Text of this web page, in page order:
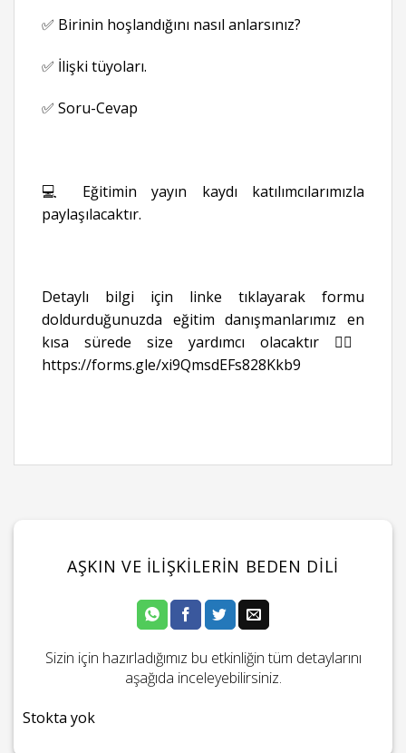
✅ Birinin hoşlandığını nasıl anlarsınız?
✅ İlişki tüyoları.
✅ Soru-Cevap
💻 Eğitimin yayın kaydı katılımcılarımızla
paylaşılacaktır.
Detaylı bilgi için linke tıklayarak formu
doldurduğunuzda eğitim danışmanlarımız en
kısa sürede size yardımcı olacaktır 👉🏻
https://forms.gle/xi9QmsdEFs828Kkb9
AŞKIN VE İLIŞKILERIN BEDEN DILI
Sizin için hazırladığımız bu etkinliğin tüm detaylarını
aşağıda inceleyebilirsiniz.
Stokta yok